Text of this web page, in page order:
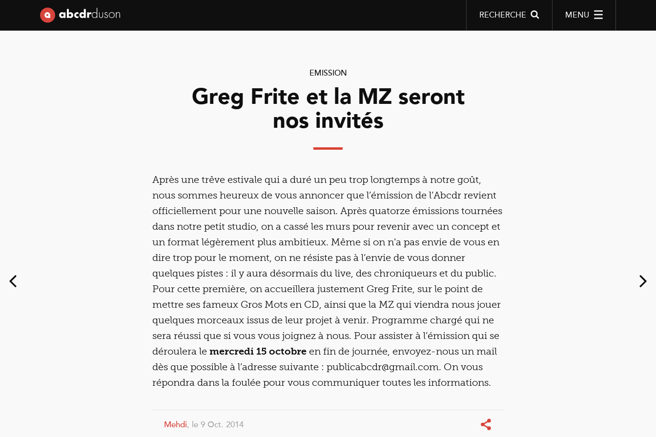
MENU
RECHERCHE
Abcdr du Son
EMISSION
Greg Frite et la MZ seront
nos invités
Après une trêve estivale qui a duré un peu trop longtemps à notre goût,
nous sommes heureux de vous annoncer que l’émission de l’Abcdr revient
officiellement pour une nouvelle saison. Après quatorze émissions tournées
dans notre petit studio, on a cassé les murs pour revenir avec un concept et
un format légèrement plus ambitieux. Même si on n’a pas envie de vous en
dire trop pour le moment, on ne résiste pas à l’envie de vous donner
quelques pistes : il y aura désormais du live, des chroniqueurs et du public.
Pour cette première, on accueillera justement Greg Frite, sur le point de
mettre ses fameux Gros Mots en CD, ainsi que la MZ qui viendra nous jouer
quelques morceaux issus de leur projet à venir. Programme chargé qui ne
sera réussi que si vous vous joignez à nous. Pour assister à l’émission qui se
déroulera le mercredi 15 octobre en fin de journée, envoyez-nous un mail
dès que possible à l’adresse suivante : publicabcdr@gmail.com. On vous
répondra dans la foulée pour vous communiquer toutes les informations.
Mehdi, le 9 Oct. 2014